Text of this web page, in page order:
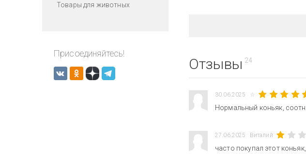
Товары для животных
Присоединяйтесь!
Отзывы 24
30.06.2025 ☆
Нормальный коньяк,
27.06.2025 Виталий
часто покупал этот